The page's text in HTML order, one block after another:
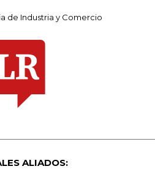
de Industria y Comercio
ALIADOS: